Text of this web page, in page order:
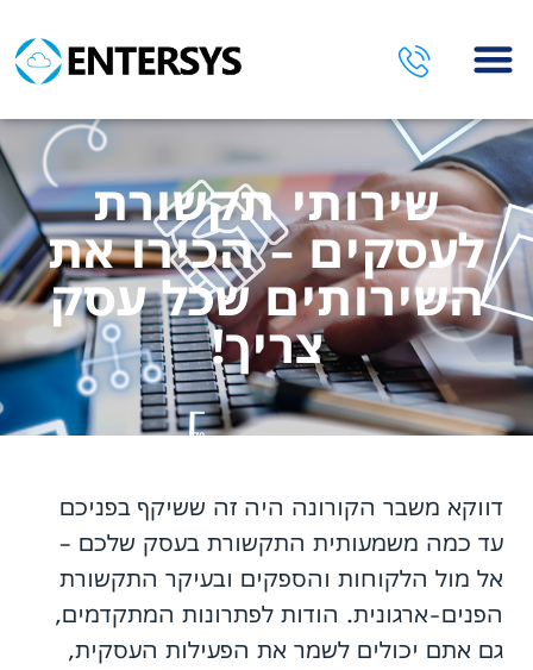
שירותי תקשורת
לעסקים – הכירו את
השירותים שכל עסק
צריך!
דווקא משבר הקורונה היה זה ששיקף בפניכם
עד כמה משמעותית התקשורת בעסק שלכם –
אל מול הלקוחות והספקים ובעיקר התקשורת
הפנים-ארגונית. הודות לפתרונות המתקדמים,
גם אתם יכולים לשמר את הפעילות העסקית,